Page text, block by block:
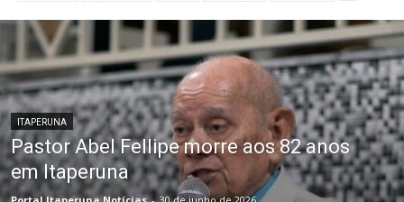
ITAPERUNA
Pastor Abel Fellipe morre aos 82 anos
em Itaperuna